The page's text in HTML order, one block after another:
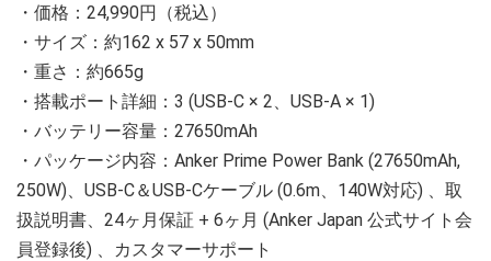
・価格：24,990円（税込）
・サイズ：約162 x 57 x 50mm
・重さ：約665g
・搭載ポート詳細：3 (USB-C × 2、USB-A × 1)
・バッテリー容量：27650mAh
・パッケージ内容：Anker Prime Power Bank (27650mAh,
250W)、USB-C＆USB-Cケーブル (0.6m、140W対応) 、取
扱説明書、24ヶ月保証 + 6ヶ月 (Anker Japan 公式サイト会
員登録後) 、カスタマーサポート